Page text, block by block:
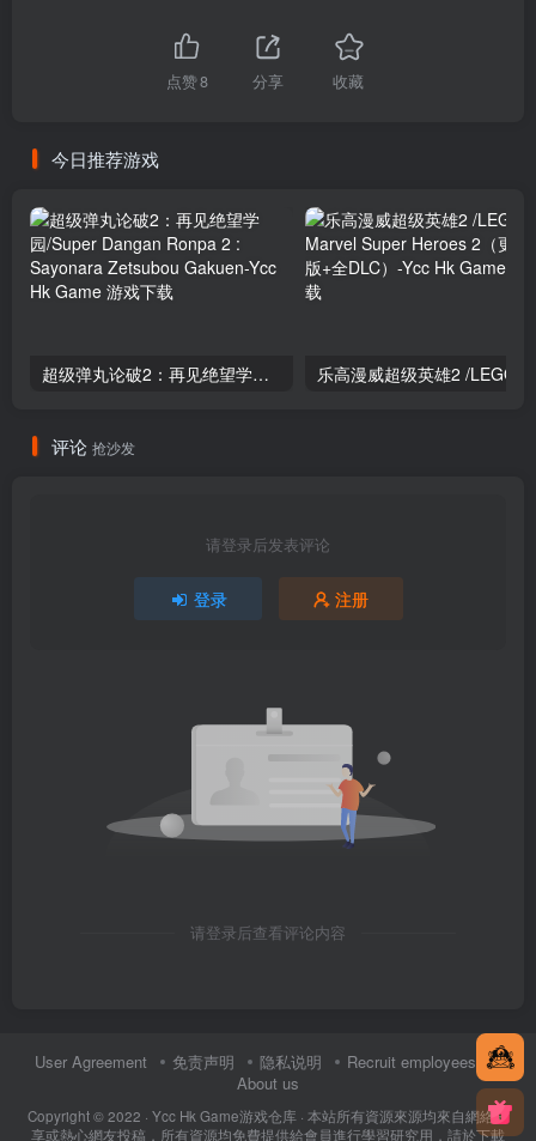
点赞8 分享 收藏
今日推荐游戏
超级弹丸论破2：再见绝望学园/Super Dangan Ronpa 2 : Sayonara Zetsubou Gakuen
评论 抢沙发
请登录后发表评论
登录 注册
请登录后查看评论内容
User Agreement 免责声明 隐私说明
Recruit employees
About us
Copyright © 2022 · Ycc Hk Game游戏仓库 · 本站所有資源來源均來自網絡分
享或熱心網友投稿，所有資源均免費提供給會員進行學習研究用，請於下載